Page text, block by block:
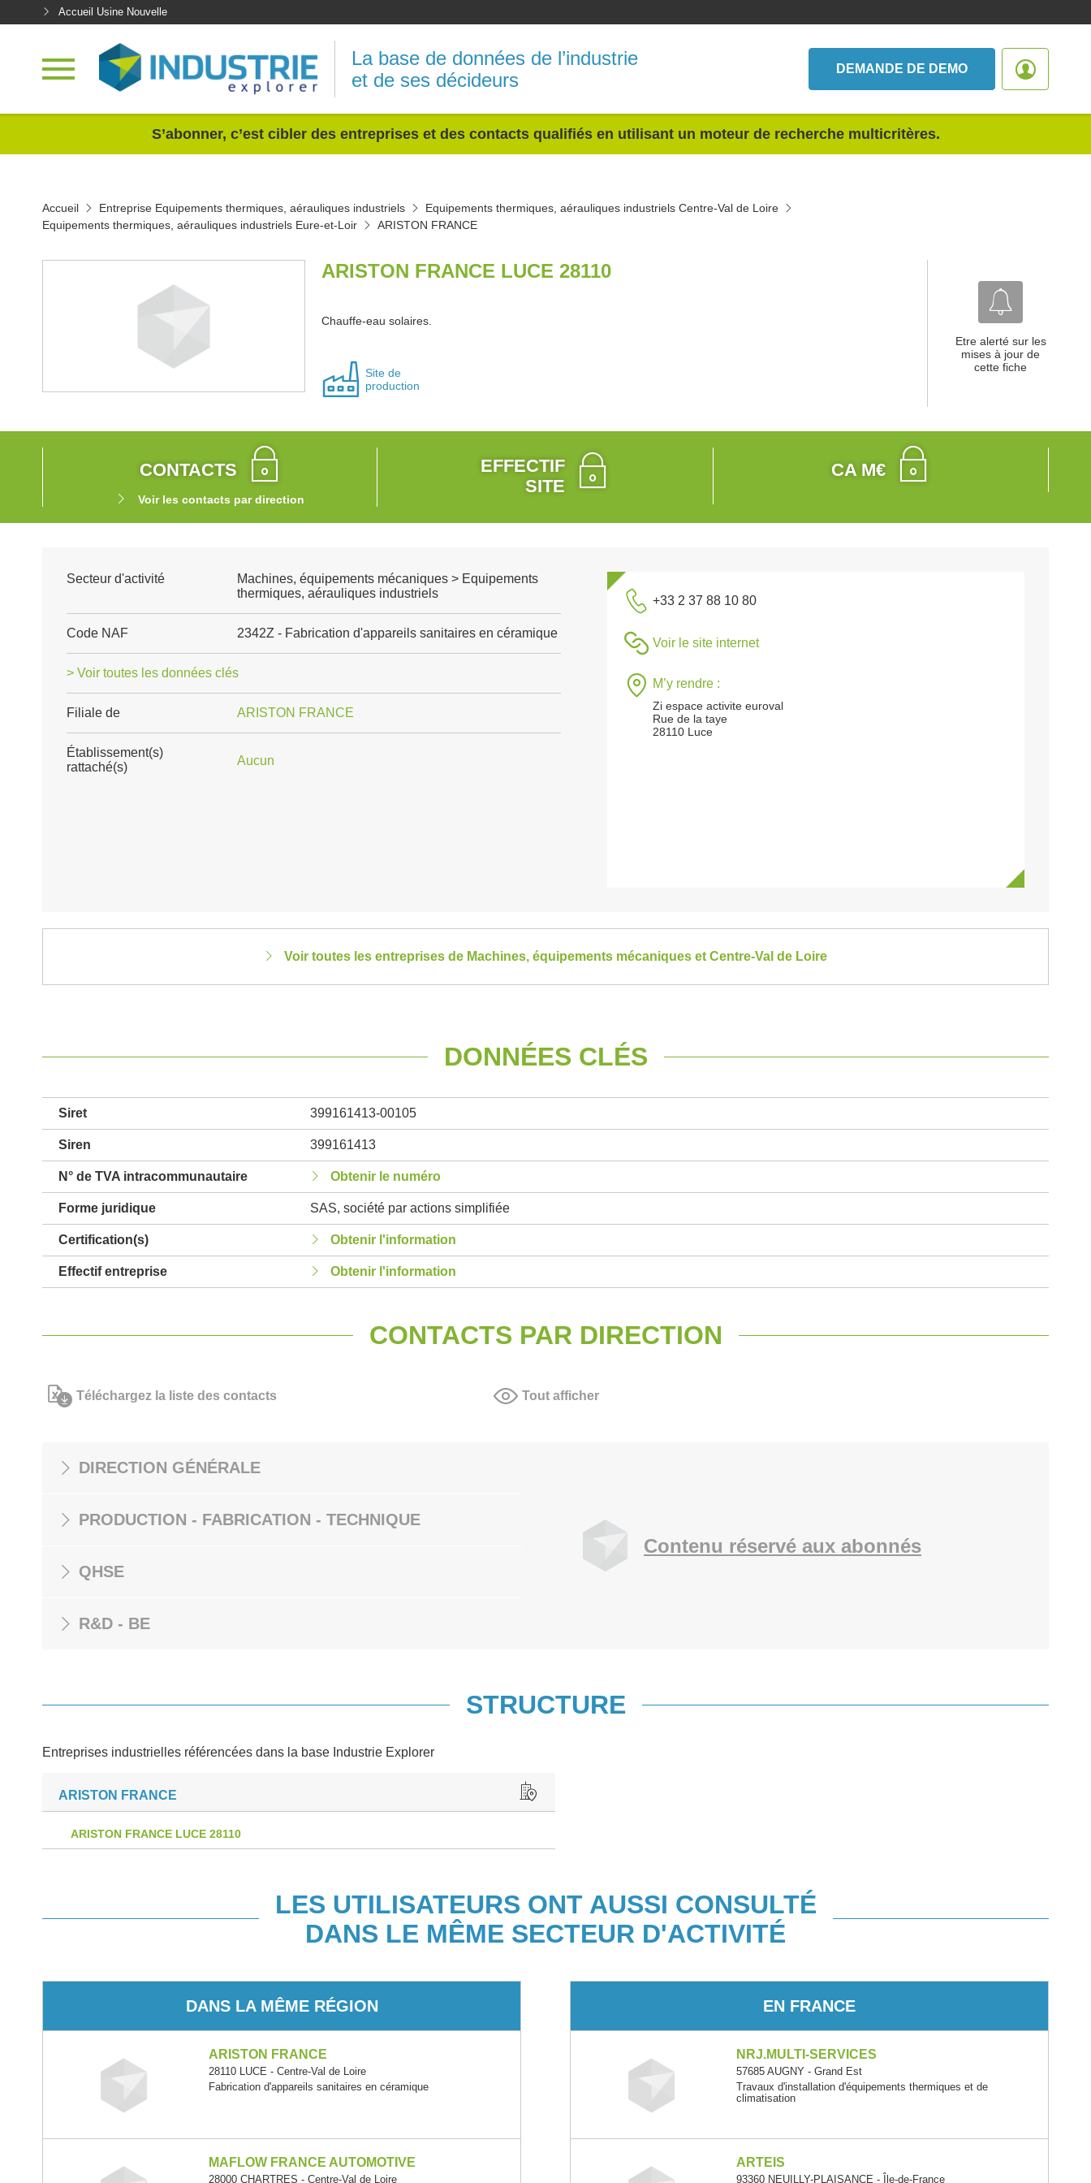
Accueil Usine Nouvelle
La base de données de l’industrie
et de ses décideurs
DEMANDE DE DEMO
S’abonner, c’est cibler des entreprises et des contacts qualifiés en utilisant un moteur de recherche multicritères.
Accueil Entreprise Equipements thermiques, aérauliques industriels
Equipements thermiques, aérauliques industriels Centre-Val de Loire
Equipements thermiques, aérauliques industriels Eure-et-Loir
ARISTON FRANCE
ARISTON FRANCE LUCE 28110
Chauffe-eau solaires.
Site de
production
Etre alerté sur les
mises à jour de
cette fiche
CONTACTS
Voir les contacts par direction
EFFECTIF
SITE
CA M€
Secteur d'activité
Machines, équipements mécaniques > Equipements
thermiques, aérauliques industriels
Code NAF 2342Z - Fabrication d'appareils sanitaires en céramique
> Voir toutes les données clés
Filiale de ARISTON FRANCE
Établissement(s)
rattaché(s)
Aucun
+33 2 37 88 10 80
Voir le site internet
M’y rendre :
Zi espace activite euroval
Rue de la taye
28110 Luce
Voir toutes les entreprises de Machines, équipements mécaniques et Centre-Val de Loire
DONNÉES CLÉS
Siret 399161413-00105
Siren 399161413
N° de TVA intracommunautaire Obtenir le numéro
Forme juridique SAS, société par actions simplifiée
Certification(s) Obtenir l'information
Effectif entreprise Obtenir l'information
CONTACTS PAR DIRECTION
Téléchargez la liste des contacts Tout afficher
DIRECTION GÉNÉRALE
PRODUCTION - FABRICATION - TECHNIQUE
QHSE
R&D - BE
Contenu réservé aux abonnés
STRUCTURE
Entreprises industrielles référencées dans la base Industrie Explorer
ARISTON FRANCE
ARISTON FRANCE LUCE 28110
LES UTILISATEURS ONT AUSSI CONSULTÉ
DANS LE MÊME SECTEUR D'ACTIVITÉ
DANS LA MÊME RÉGION
ARISTON FRANCE
28110 LUCE - Centre-Val de Loire
Fabrication d'appareils sanitaires en céramique
MAFLOW FRANCE AUTOMOTIVE
28000 CHARTRES - Centre-Val de Loire
EN FRANCE
NRJ.MULTI-SERVICES
57685 AUGNY - Grand Est
Travaux d'installation d'équipements thermiques et de
climatisation
ARTEIS
93360 NEUILLY-PLAISANCE - Île-de-France